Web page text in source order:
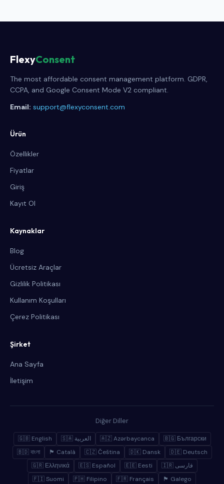
FlexyConsent
The most affordable consent management platform. GDPR,
CCPA, and Google Consent Mode V2 compliant.
Email: support@flexyconsent.com
Ürün
Özellikler
Fiyatlar
Giriş
Kayıt Ol
Kaynaklar
Blog
Ücretsiz Araçlar
Gizlilik Politikası
Kullanım Koşulları
Çerez Politikası
Şirket
Ana Sayfa
İletişim
Diğer Diller
🇬🇧 English 🇸🇦 العربية 🇦🇿 Azərbaycanca
🇧🇬 Български
🇧🇩 বাংলা
🏴 Català 🇨🇿 Čeština 🇩🇰 Dansk
🇩🇪 Deutsch
🇬🇷 Ελληνικά
🇪🇸 Español 🇪🇪 Eesti
🇮🇷 فارسی
🇫🇮 Suomi
🇵🇭 Filipino 🇫🇷 Français 🏴 Galego